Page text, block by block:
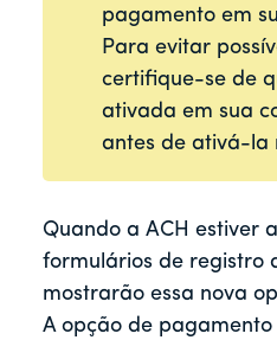
pagamento em
Para evitar
certifique-se de
ativada em sua
antes de ativá-la
Quando a ACH estiver
formulários de registro
mostrarão essa nova
A opção de pagamento